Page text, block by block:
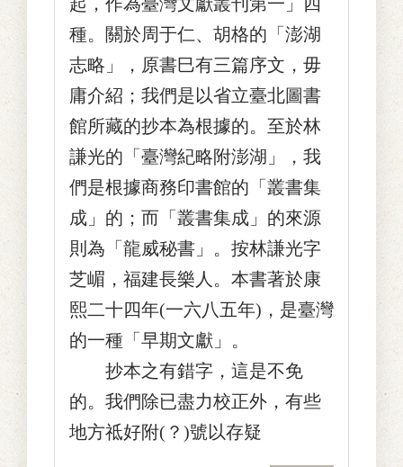
種。關於周于仁、胡格的「澎湖
志略」，原書巳有三篇序文，毋
庸介紹；我們是以省立臺北圖書
館所藏的抄本為根據的。至於林
謙光的「臺灣紀略附澎湖」，我
們是根據商務印書館的「叢書集
成」的；而「叢書集成」的來源
則為「龍威秘書」。按林謙光字
芝嵋，福建長樂人。本書著於康
熙二十四年(一六八五年)，是臺灣
的一種「早期文獻」。
抄本之有錯字，這是不免
的。我們除已盡力校正外，有些
地方祗好附(？)號以存疑